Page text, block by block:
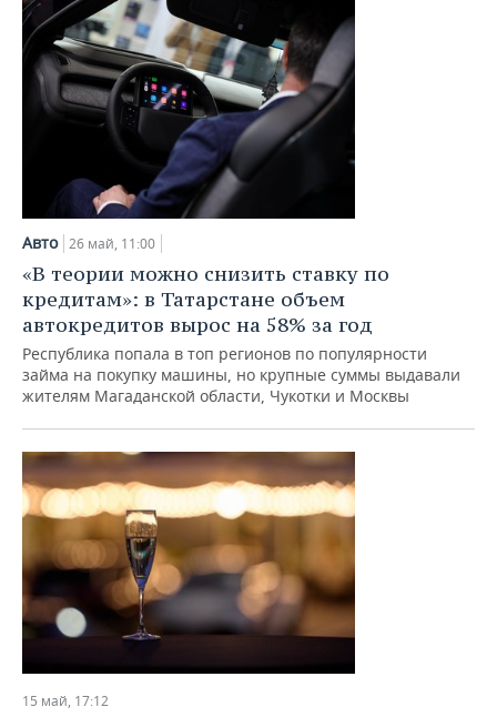
Авто 26 май, 11:00
«В теории можно снизить ставку по
кредитам»: в Татарстане объем
автокредитов вырос на 58% за год
Республика попала в топ регионов по популярности
займа на покупку машины, но крупные суммы выдавали
жителям Магаданской области, Чукотки и Москвы
15 май, 17:12